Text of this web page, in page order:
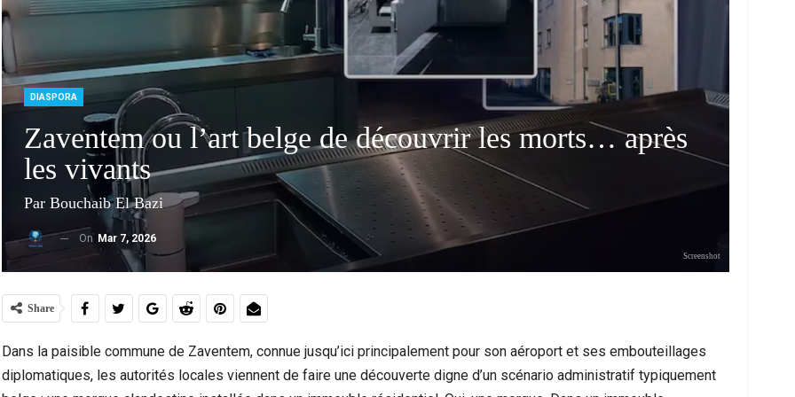
DIASPORA
Zaventem ou l’art belge de découvrir les morts… après
les vivants
Par Bouchaib El Bazi
On Mar 7, 2026
Screenshot
Share
Dans la paisible commune de Zaventem, connue jusqu’ici principalement pour son aéroport et ses embouteillages
diplomatiques, les autorités locales viennent de faire une découverte digne d’un scénario administratif typiquement
Violence Urbaine À Bruxelles : Quand Un Geste
Anodin Révèle Les Fractures…
Ceuta : Les Messages Qui Poussent Au Départ, Le
Miroir D’un Malaise Social Plus…
À Bruxelles,
Derrière